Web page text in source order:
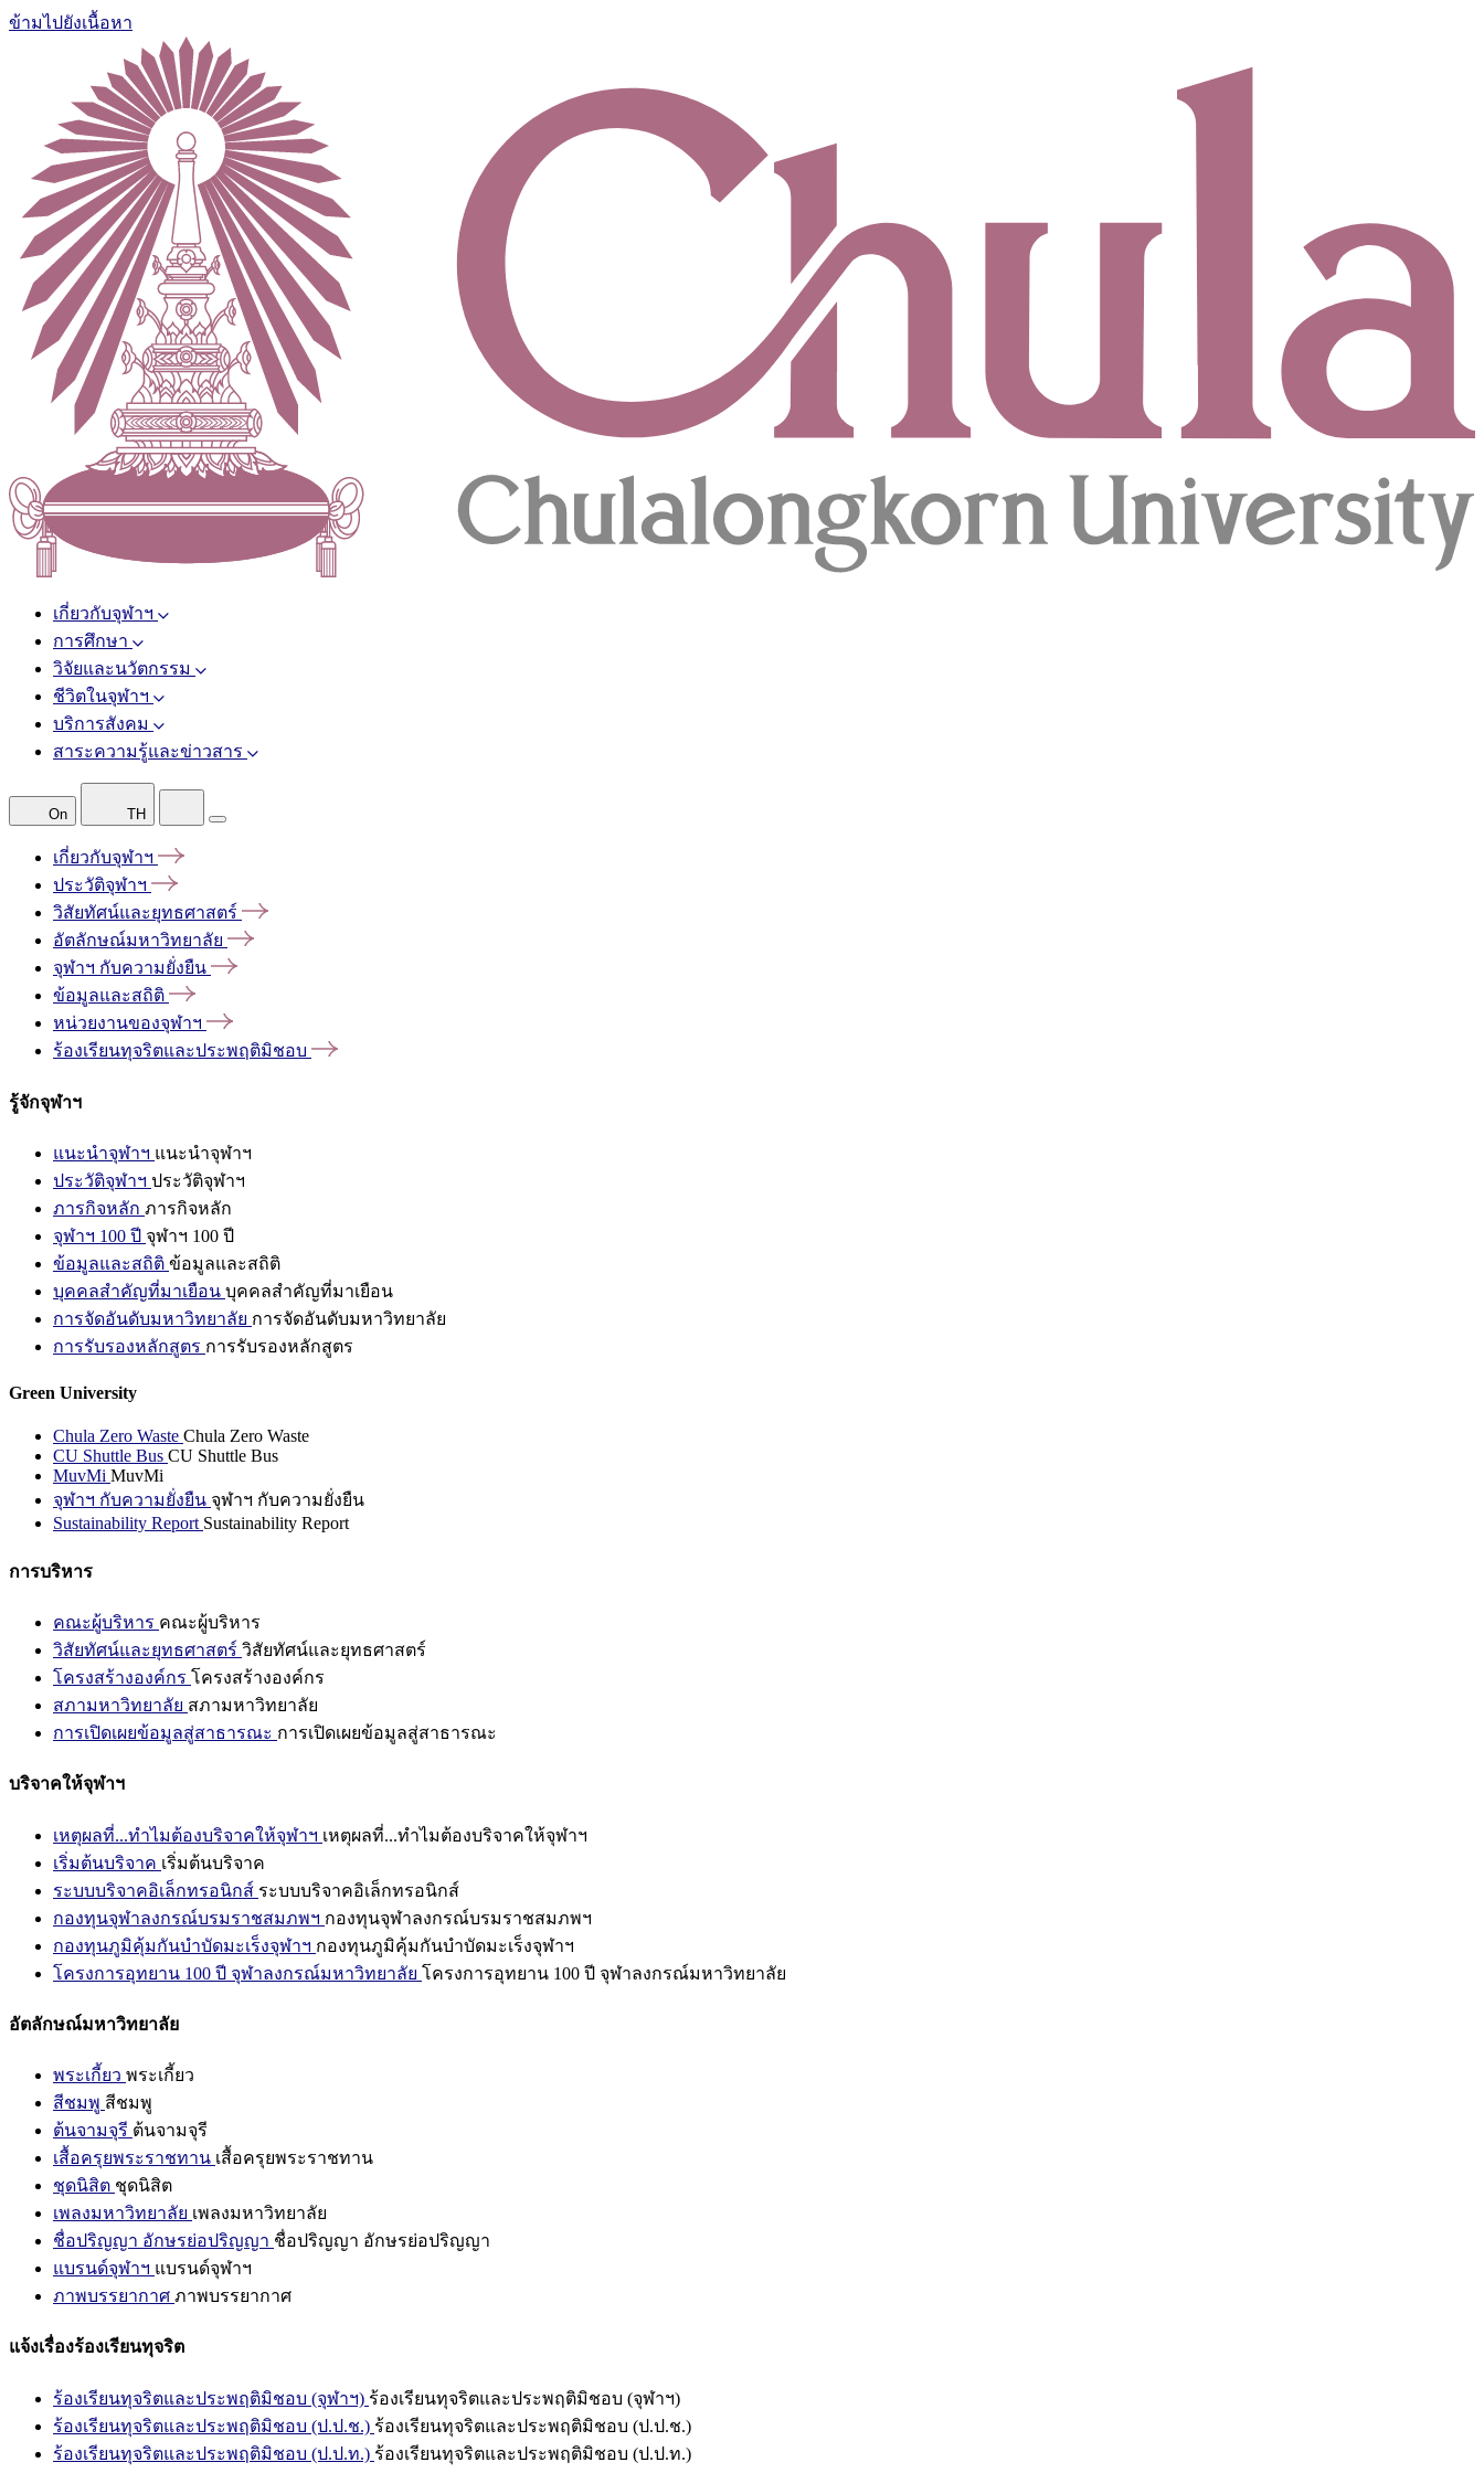
ข้ามไปยังเนื้อหา
เกี่ยวกับจุฬาฯ
การศึกษา
วิจัยและนวัตกรรม
ชีวิตในจุฬาฯ
บริการสังคม
สาระความรู้และข่าวสาร
On TH
เกี่ยวกับจุฬาฯ
ประวัติจุฬาฯ
วิสัยทัศน์และยุทธศาสตร์
อัตลักษณ์มหาวิทยาลัย
จุฬาฯ กับความยั่งยืน
ข้อมูลและสถิติ
หน่วยงานของจุฬาฯ
ร้องเรียนทุจริตและประพฤติมิชอบ
รู้จักจุฬาฯ
แนะนำจุฬาฯ แนะนำจุฬาฯ
ประวัติจุฬาฯ ประวัติจุฬาฯ
ภารกิจหลัก ภารกิจหลัก
จุฬาฯ 100 ปี จุฬาฯ 100 ปี
ข้อมูลและสถิติ ข้อมูลและสถิติ
บุคคลสำคัญที่มาเยือน บุคคลสำคัญที่มาเยือน
การจัดอันดับมหาวิทยาลัย การจัดอันดับมหาวิทยาลัย
การรับรองหลักสูตร การรับรองหลักสูตร
Green University
Chula Zero Waste Chula Zero Waste
CU Shuttle Bus CU Shuttle Bus
MuvMi MuvMi
จุฬาฯ กับความยั่งยืน จุฬาฯ กับความยั่งยืน
Sustainability Report Sustainability Report
การบริหาร
คณะผู้บริหาร คณะผู้บริหาร
วิสัยทัศน์และยุทธศาสตร์ วิสัยทัศน์และยุทธศาสตร์
โครงสร้างองค์กร โครงสร้างองค์กร
สภามหาวิทยาลัย สภามหาวิทยาลัย
การเปิดเผยข้อมูลสู่สาธารณะ การเปิดเผยข้อมูลสู่สาธารณะ
บริจาคให้จุฬาฯ
เหตุผลที่...ทำไมต้องบริจาคให้จุฬาฯ เหตุผลที่...ทำไมต้องบริจาคให้จุฬาฯ
เริ่มต้นบริจาค เริ่มต้นบริจาค
ระบบบริจาคอิเล็กทรอนิกส์ ระบบบริจาคอิเล็กทรอนิกส์
กองทุนจุฬาลงกรณ์บรมราชสมภพฯ กองทุนจุฬาลงกรณ์บรมราชสมภพฯ
กองทุนภูมิคุ้มกันบำบัดมะเร็งจุฬาฯ กองทุนภูมิคุ้มกันบำบัดมะเร็งจุฬาฯ
โครงการอุทยาน 100 ปี จุฬาลงกรณ์มหาวิทยาลัย โครงการอุทยาน 100 ปี จุฬาลงกรณ์มหาวิทยาลัย
อัตลักษณ์มหาวิทยาลัย
พระเกี้ยว พระเกี้ยว
สีชมพู สีชมพู
ต้นจามจุรี ต้นจามจุรี
เสื้อครุยพระราชทาน เสื้อครุยพระราชทาน
ชุดนิสิต ชุดนิสิต
เพลงมหาวิทยาลัย เพลงมหาวิทยาลัย
ชื่อปริญญา อักษรย่อปริญญา ชื่อปริญญา อักษรย่อปริญญา
แบรนด์จุฬาฯ แบรนด์จุฬาฯ
ภาพบรรยากาศ ภาพบรรยากาศ
แจ้งเรื่องร้องเรียนทุจริต
ร้องเรียนทุจริตและประพฤติมิชอบ (จุฬาฯ) ร้องเรียนทุจริตและประพฤติมิชอบ (จุฬาฯ)
ร้องเรียนทุจริตและประพฤติมิชอบ (ป.ป.ช.) ร้องเรียนทุจริตและประพฤติมิชอบ (ป.ป.ช.)
ร้องเรียนทุจริตและประพฤติมิชอบ (ป.ป.ท.) ร้องเรียนทุจริตและประพฤติมิชอบ (ป.ป.ท.)